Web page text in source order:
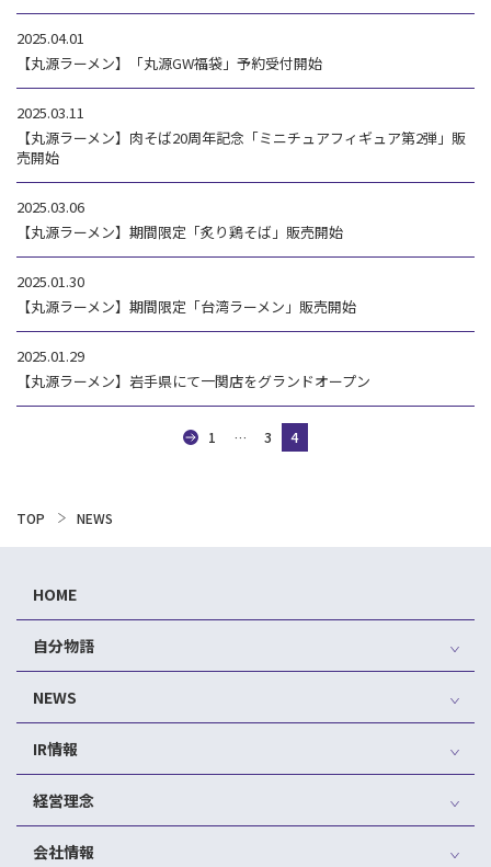
2025.04.01
【丸源ラーメン】「丸源GW福袋」予約受付開始
2025.03.11
【丸源ラーメン】肉そば20周年記念「ミニチュアフィギュア第2弾」販
売開始
2025.03.06
【丸源ラーメン】期間限定「炙り鶏そば」販売開始
2025.01.30
【丸源ラーメン】期間限定「台湾ラーメン」販売開始
2025.01.29
【丸源ラーメン】岩手県にて一関店をグランドオープン
1 … 3 4
TOP NEWS
HOME
自分物語
NEWS
IR情報
経営理念
会社情報